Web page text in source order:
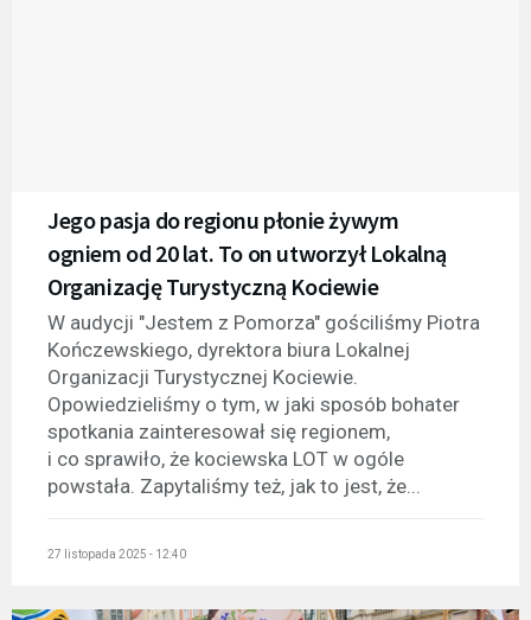
Jego pasja do regionu płonie żywym
ogniem od 20 lat. To on utworzył Lokalną
Organizację Turystyczną Kociewie
W audycji "Jestem z Pomorza" gościliśmy Piotra
Kończewskiego, dyrektora biura Lokalnej
Organizacji Turystycznej Kociewie.
Opowiedzieliśmy o tym, w jaki sposób bohater
spotkania zainteresował się regionem,
i co sprawiło, że kociewska LOT w ogóle
powstała. Zapytaliśmy też, jak to jest, że...
27 listopada 2025 - 12:40